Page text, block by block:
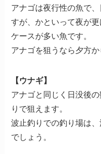
アナゴは夜行性の魚で
すが、かといって夜が
ケースが多い魚です。
アナゴを狙うなら夕方
【ウナギ】
アナゴと同じく日没後
りで狙えます。
波止釣りでの釣り場は
でしょう。